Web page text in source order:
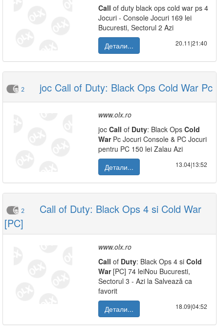
Call of duty black ops cold war ps 4
Jocuri - Console Jocuri 169 lei
Bucuresti, Sectorul 2 Azi
Детали...
20.11|21:40
2 joc Call of Duty: Black Ops Cold War Pc
www.olx.ro
joc Call of Duty: Black Ops Cold
WarPc Jocuri Console & PC Jocuri
pentru PC 150 lei Zalau Azi
Детали...
13.04|13:52
2
Call of Duty: Black Ops 4 si Cold War
[PC]
www.olx.ro
Call of Duty: Black Ops 4 si Cold
War[PC] 74 leiNou Bucuresti,
Sectorul 3 - Azi la Salvează ca
favorit
Детали...
18.09|04:52